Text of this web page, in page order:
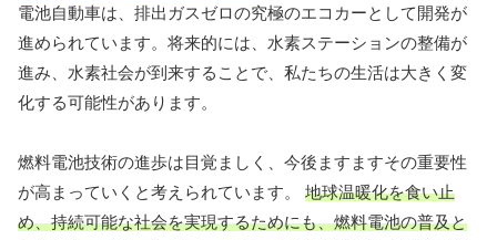
電池自動車は、排出ガスゼロの究極のエコカーとして開発が
進められています。将来的には、水素ステーションの整備が
進み、水素社会が到来することで、私たちの生活は大きく変
化する可能性があります。
燃料電池技術の進歩は目覚ましく、今後ますますその重要性
が高まっていくと考えられています。 地球温暖化を食い止
め、持続可能な社会を実現するためにも、燃料電池の普及と